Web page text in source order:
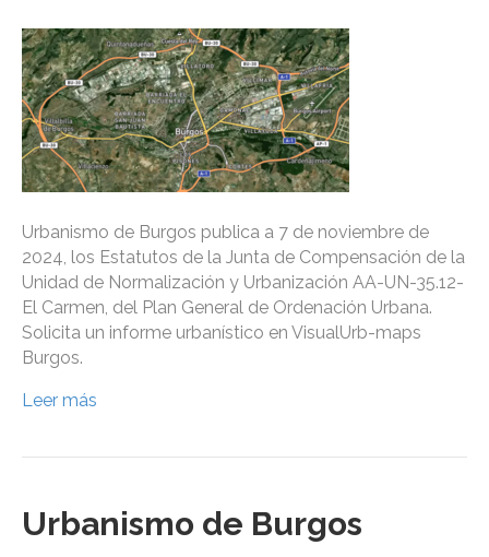
Urbanismo de Burgos publica a 7 de noviembre de
2024, los Estatutos de la Junta de Compensación de la
Unidad de Normalización y Urbanización AA-UN-35.12-
El Carmen, del Plan General de Ordenación Urbana.
Solicita un informe urbanístico en VisualUrb-maps
Burgos.
Leer más
Urbanismo de Burgos